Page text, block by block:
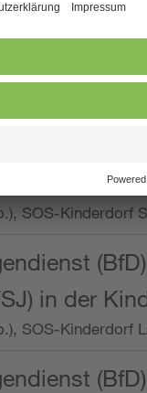
Vollzeit oder
Oberpfalz,
Woche), SOS-
SOS-Kinderdorf
in der
SOS-Kinderdorf